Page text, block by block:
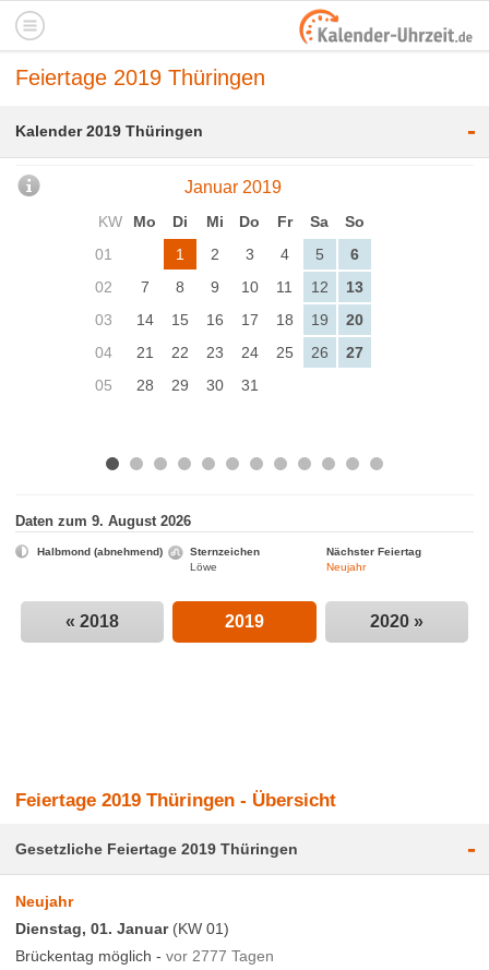
Feiertage 2019 Thüringen
Kalender 2019 Thüringen -
Januar 2019
KW Mo Di Mi Do Fr Sa
So
01
1 2 3 4 5
6
02
7 8 9 10 11 12
13
03
14 15 16 17 18 19
20
04
21 22 23 24 25 26
27
05
28 29 30 31
Daten zum 9. August 2026
Halbmond (abnehmend)
Sternzeichen
Löwe
Nächster Feiertag
Neujahr
« 2018 2019 2020 »
Feiertage 2019 Thüringen - Übersicht
Gesetzliche Feiertage 2019 Thüringen -
Neujahr
Dienstag, 01. Januar(KW 01)
Brückentag möglich -vor 2777 Tagen